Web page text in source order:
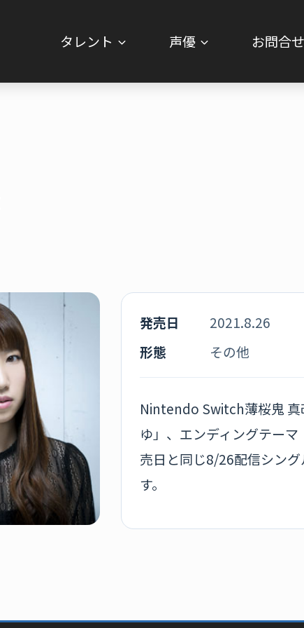
タレント 声優 お問合せ
発売日
2021.8.26
形態
その他
Nintendo Switch薄桜鬼 真
ゆ」、エンディングテー
売日と同じ8/26配信シン
す。